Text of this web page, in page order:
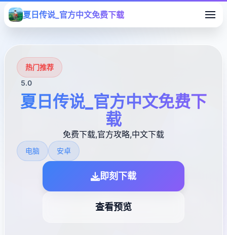
夏日传说_官方中文免费下载
热门推荐
5.0
夏日传说_官方中文免费下
载
免费下载,官方攻略,中文下载
电脑 安卓
即刻下载
查看预览